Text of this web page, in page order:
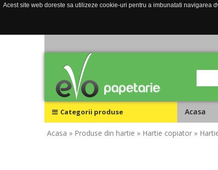
Acest site web doreste sa utilizeze cookie-uri pentru a imbunatati navigarea
Categorii produse Acasa
Acasa » Produse din hartie » Hartie copiator »